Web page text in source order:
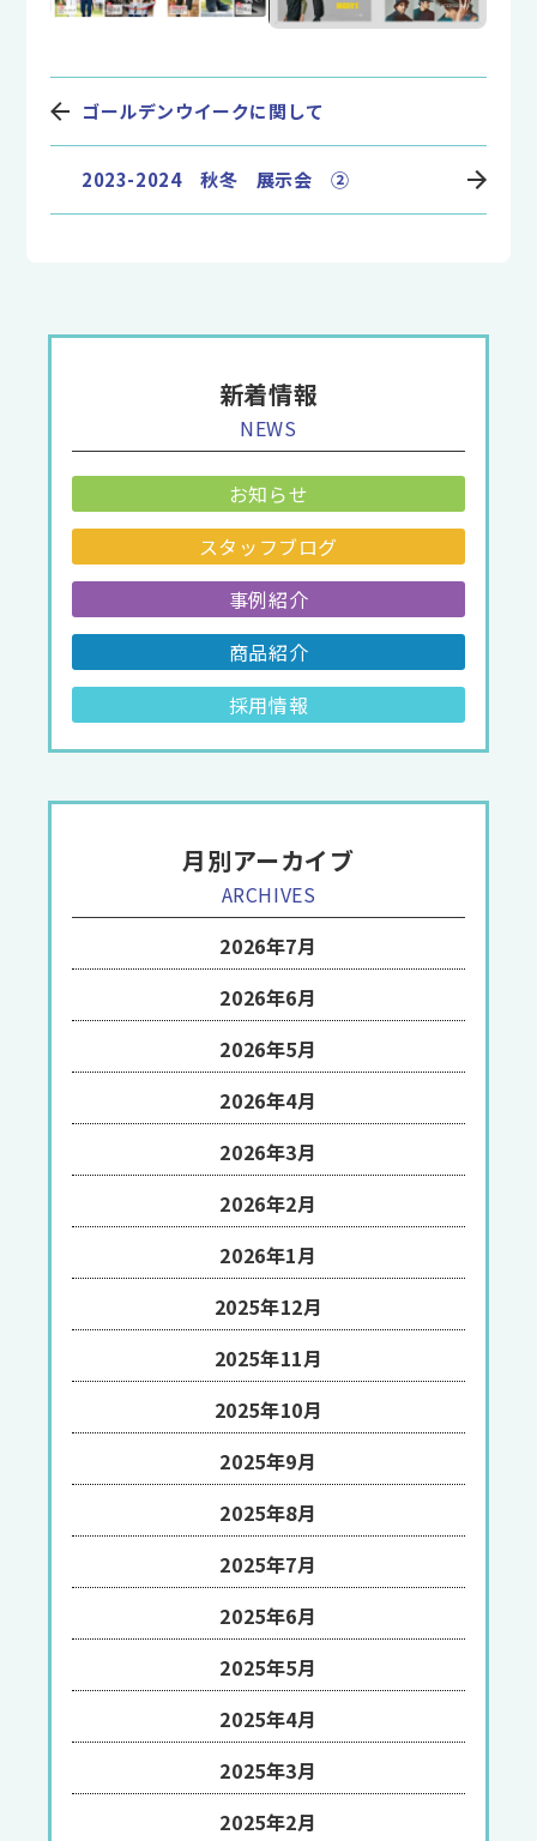
新着情報
NEWS
お知らせ
スタッフブログ
事例紹介
商品紹介
採用情報
月別アーカイブ
ARCHIVES
2026年7月
2026年6月
2026年5月
2026年4月
2026年3月
2026年2月
2026年1月
2025年12月
2025年11月
2025年10月
2025年9月
2025年8月
2025年7月
2025年6月
2025年5月
2025年4月
2025年3月
2025年2月
ゴールデンウイークに関して
2023-2024 秋冬 展示会 ②